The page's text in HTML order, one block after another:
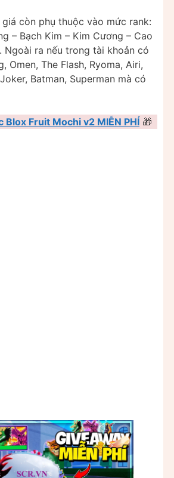
còn phụ thuộc vào mức rank:
– Bạch Kim – Kim Cương – Cao
Ngoài ra nếu trong tài khoản có
Omen, The Flash, Ryoma, Airi,
Batman, Superman mà có
Blox Fruit Mochi v2 MIỄN PHÍ 🎁